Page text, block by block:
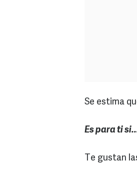
Se estima
Es para ti
Te gustan